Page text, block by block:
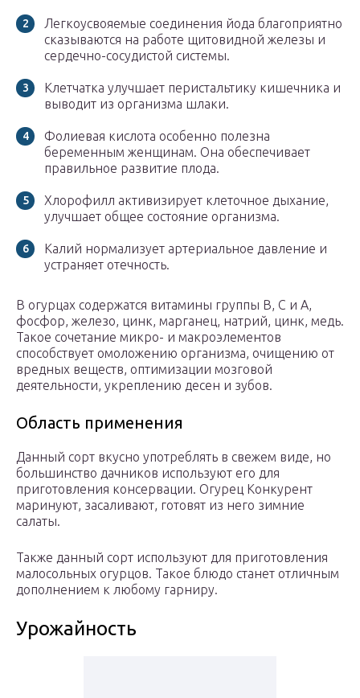
Легкоусвояемые соединения йода благоприятно
сказываются на работе щитовидной железы и
сердечно-сосудистой системы.
Клетчатка улучшает перистальтику кишечника и
выводит из организма шлаки.
Фолиевая кислота особенно полезна
беременным женщинам. Она обеспечивает
правильное развитие плода.
Хлорофилл активизирует клеточное дыхание,
улучшает общее состояние организма.
Калий нормализует артериальное давление и
устраняет отечность.
В огурцах содержатся витамины группы В, С и А,
фосфор, железо, цинк, марганец, натрий, цинк, медь.
Такое сочетание микро- и макроэлементов
способствует омоложению организма, очищению от
вредных веществ, оптимизации мозговой
деятельности, укреплению десен и зубов.
Область применения
Данный сорт вкусно употреблять в свежем виде, но
большинство дачников используют его для
приготовления консервации. Огурец Конкурент
маринуют, засаливают, готовят из него зимние
салаты.
Также данный сорт используют для приготовления
малосольных огурцов. Такое блюдо станет отличным
дополнением к любому гарниру.
Урожайность